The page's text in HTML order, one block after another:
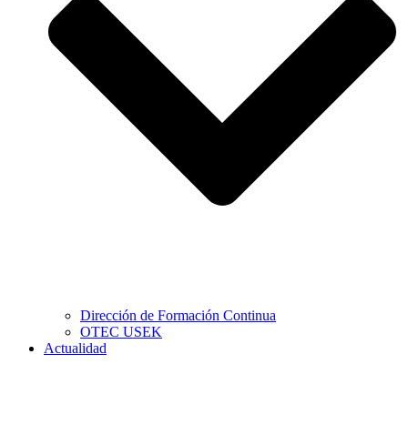
Dirección de Formación Continua
OTEC USEK
Actualidad